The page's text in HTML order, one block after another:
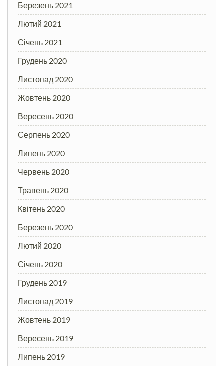
Березень 2021
Лютий 2021
Січень 2021
Грудень 2020
Листопад 2020
Жовтень 2020
Вересень 2020
Серпень 2020
Липень 2020
Червень 2020
Травень 2020
Квітень 2020
Березень 2020
Лютий 2020
Січень 2020
Грудень 2019
Листопад 2019
Жовтень 2019
Вересень 2019
Липень 2019